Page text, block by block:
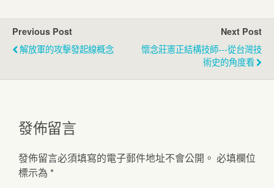
Previous Post
解放軍的攻擊發起線概念
Next Post
懷念莊憲正結構技師---從台灣技
術史的角度看
發佈留言
發佈留言必須填寫的電子郵件地址不會公開。 必填欄位
標示為 *